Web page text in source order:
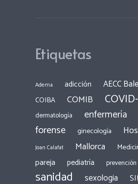
Etiquetas
Adema adicción AECC
COIBA COMIB
dermatología
enfermería
forense ginecología
Joan Calafat Mallorca
pareja pediatría prevención
sanidad sexologia